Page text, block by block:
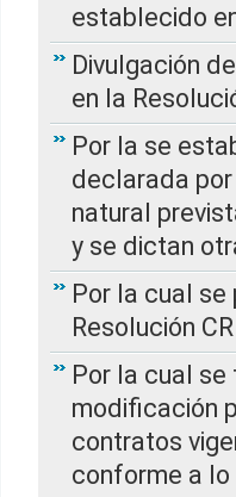
establecido
Divulgación
en la
Por la se
declarada
natural
y se dictan
Por la cual
Resolución
Por la cual
modificación
contratos
conforme a lo